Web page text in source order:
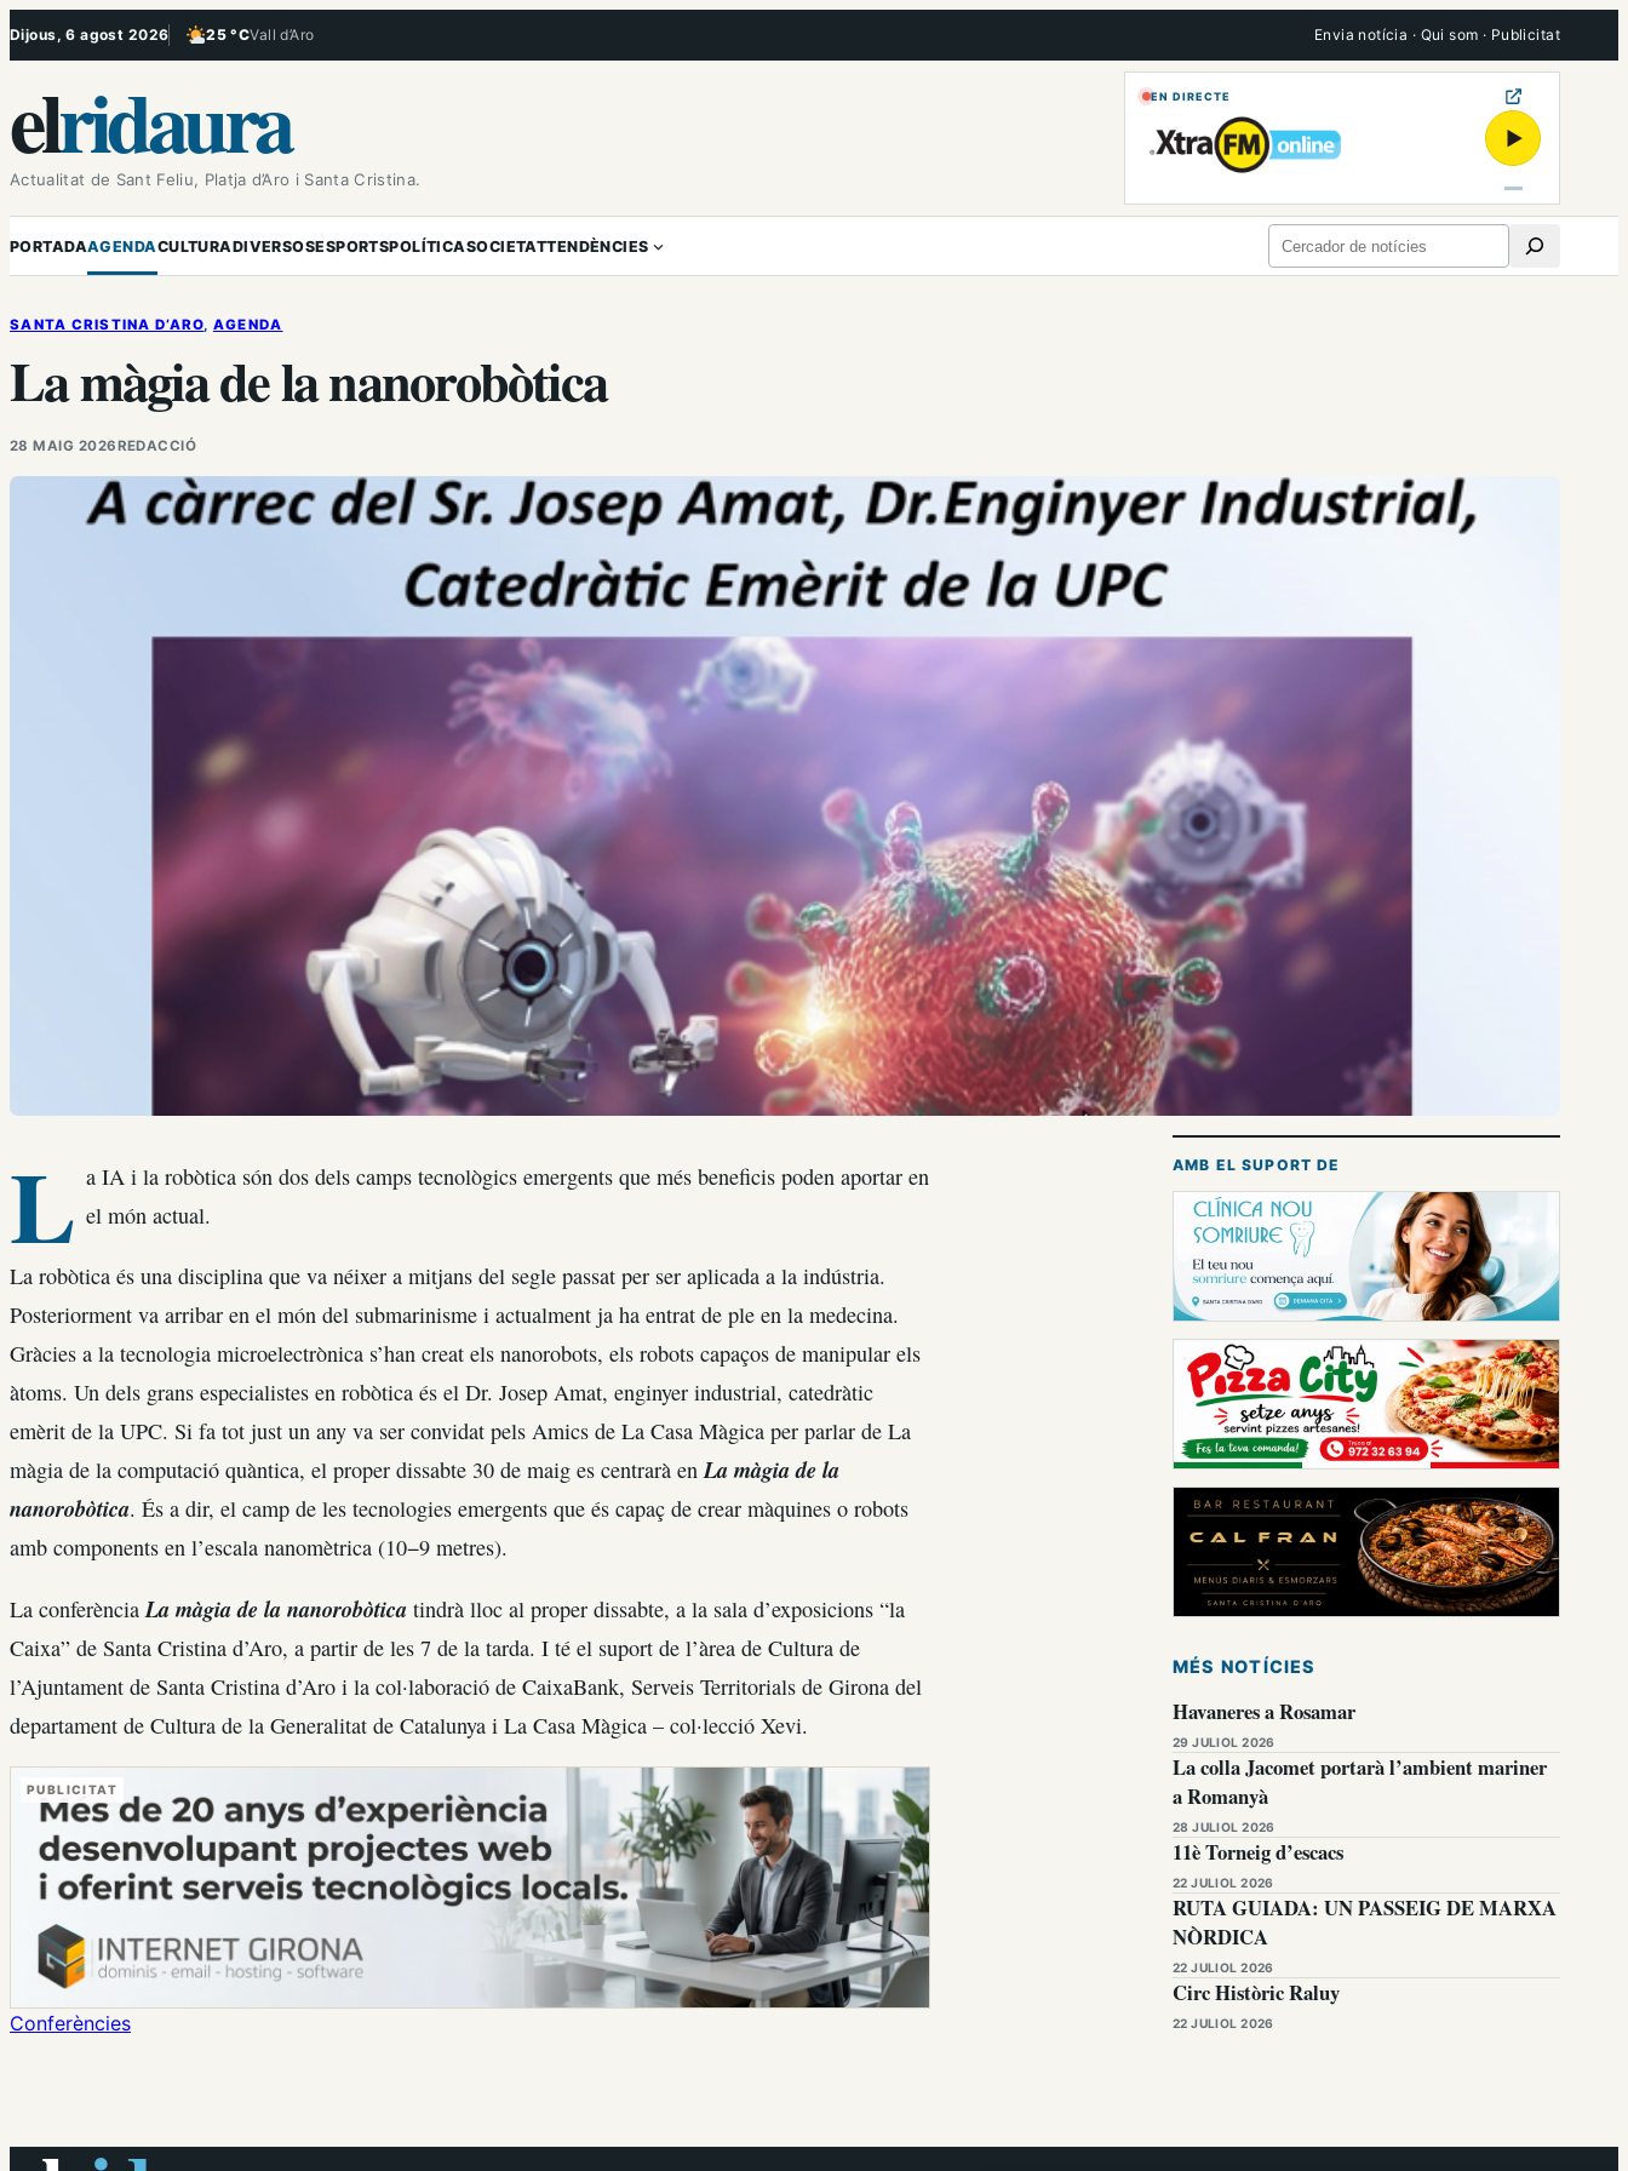
Vés
Dijous, 6 agost 2026 25 °CVall d’Aro
, Poc ennuvolat Envia notícia · Qui som · Publicitat
elridaura
Actualitat de Sant Feliu, Platja d’Aro i Santa Cristina.
EN DIRECTE
▶
PORTADAAGENDACULTURADIVERSOSESPORTSPOLÍTICASOCIETATTENDÈNCIES Cerca
SANTA CRISTINA D’ARO, AGENDA
La màgia de la nanorobòtica
28 MAIG 2026REDACCIÓ
L a IA i la robòtica són dos dels camps tecnològics emergents que més beneficis poden aportar en
el món actual.
La robòtica és una disciplina que va néixer a mitjans del segle passat per ser aplicada a la indústria.
Posteriorment va arribar en el món del submarinisme i actualment ja ha entrat de ple en la medecina.
Gràcies a la tecnologia microelectrònica s’han creat els nanorobots, els robots capaços de manipular els
àtoms. Un dels grans especialistes en robòtica és el Dr. Josep Amat, enginyer industrial, catedràtic
emèrit de la UPC. Si fa tot just un any va ser convidat pels Amics de La Casa Màgica per parlar de La
màgia de la computació quàntica, el proper dissabte 30 de maig es centrarà enLa màgia de la
nanorobòtica. És a dir, el camp de les tecnologies emergents que és capaç de crear màquines o robots
amb components en l’escala nanomètrica (10−9 metres).
La conferència La màgia de la nanorobòtica tindrà lloc al proper dissabte, a la sala d’exposicions “la
Caixa” de Santa Cristina d’Aro, a partir de les 7 de la tarda. I té el suport de l’àrea de Cultura de
l’Ajuntament de Santa Cristina d’Aro i la col·laboració de CaixaBank, Serveis Territorials de Girona del
departament de Cultura de la Generalitat de Catalunya i La Casa Màgica – col·lecció Xevi.
PUBLICITAT
Conferències
AMB EL SUPORT DE
MÉS NOTÍCIES
Havaneres a Rosamar
29 JULIOL 2026
La colla Jacomet portarà l’ambient mariner
a Romanyà
28 JULIOL 2026
11è Torneig d’escacs
22 JULIOL 2026
RUTA GUIADA: UN PASSEIG DE MARXA
NÒRDICA
22 JULIOL 2026
Circ Històric Raluy
22 JULIOL 2026